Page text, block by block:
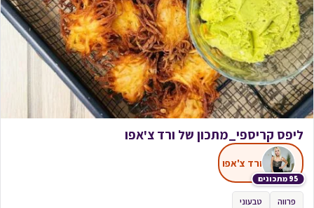
ליפס קריספי_מתכון של ורד צ'אפו
95 מתכונים
ורד צ'אפו
פרווה טבעוני